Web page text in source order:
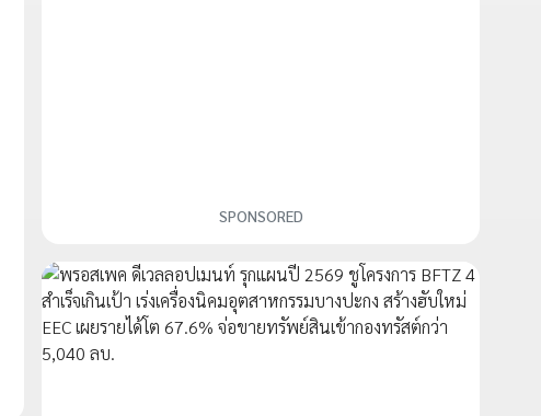
SPONSORED